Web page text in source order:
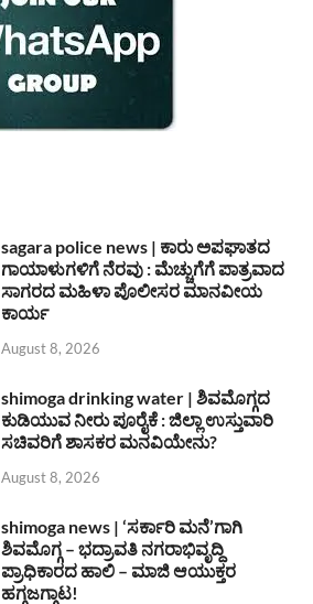
sagara police news | ಕಾರು ಅಪಘಾತದ
ಗಾಯಾಳುಗಳಿಗೆ ನೆರವು : ಮೆಚ್ಚುಗೆಗೆ ಪಾತ್ರವಾದ
ಸಾಗರದ ಮಹಿಳಾ ಪೊಲೀಸರ ಮಾನವೀಯ
ಕಾರ್ಯ
August 8, 2026
shimoga drinking water | ಶಿವಮೊಗ್ಗದ
ಕುಡಿಯುವ ನೀರು ಪೂರೈಕೆ : ಜಿಲ್ಲಾ ಉಸ್ತುವಾರಿ
ಸಚಿವರಿಗೆ ಶಾಸಕರ ಮನವಿಯೇನು?
August 8, 2026
shimoga news | ‘ಸರ್ಕಾರಿ ಮನೆ’ಗಾಗಿ
ಶಿವಮೊಗ್ಗ – ಭದ್ರಾವತಿ ನಗರಾಭಿವೃದ್ದಿ
ಪ್ರಾಧಿಕಾರದ ಹಾಲಿ – ಮಾಜಿ ಆಯುಕ್ತರ
ಹಗ್ಗಜಗ್ಗಾಟ!